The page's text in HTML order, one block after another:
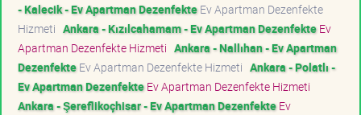
- Kalecik - Ev Apartman DezenfekteEv Apartman Dezenfekte
Hizmeti Ankara - Kızılcahamam - Ev Apartman DezenfekteEv
Apartman Dezenfekte Hizmeti Ankara - Nallıhan - Ev Apartman
DezenfekteEv Apartman Dezenfekte Hizmeti Ankara - Polatlı -
Ev Apartman DezenfekteEv Apartman Dezenfekte Hizmeti
Ankara - Şereflikoçhisar - Ev Apartman DezenfekteEv